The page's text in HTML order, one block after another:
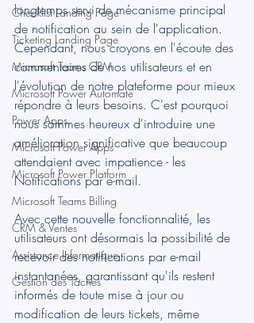
Checklist Landing Page
Ticketing Landing Page
Microsoft Teams CRM
Microsoft Power Automate
Power Apps
Microsoft Power Apps
Microsoft Power Platform
Microsoft Teams Billing
CRM & Ventes
Assistance Informatique
Gestion des Tâches
longtemps servi de mécanisme principal
de notification au sein de l'application.
Cependant, nous croyons en l'écoute des
commentaires de nos utilisateurs et en
l'évolution de notre plateforme pour mieux
répondre à leurs besoins. C'est pourquoi
nous sommes heureux d'introduire une
amélioration significative que beaucoup
attendaient avec impatience - les
Notifications par e-mail.
Avec cette nouvelle fonctionnalité, les
utilisateurs ont désormais la possibilité de
recevoir des notifications par e-mail
instantanées, garantissant qu'ils restent
informés de toute mise à jour ou
modification de leurs tickets, même